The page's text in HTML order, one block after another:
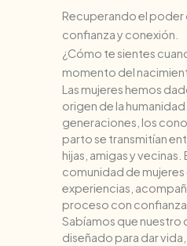
Recuperando el poder
confianza y conexión.
¿Cómo te sientes
momento del
Las mujeres hemos
origen de la
generaciones, los
parto se transmitían
hijas, amigas y vecinas.
comunidad de
experiencias,
proceso con confianza
Sabíamos que nuestro
diseñado para dar